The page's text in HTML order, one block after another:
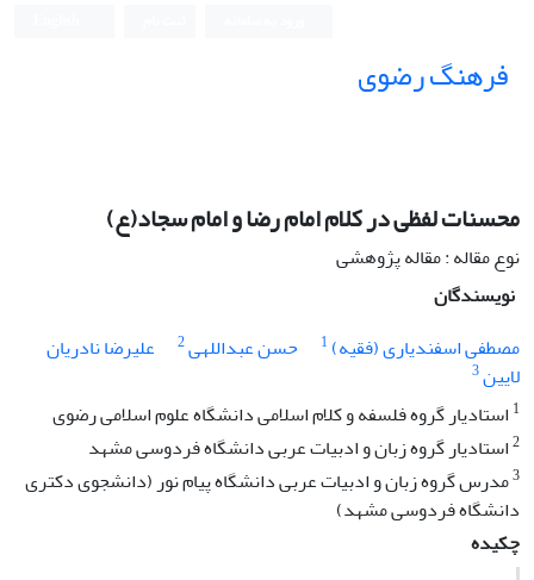
فرهنگ رضوی
محسنات لفظی در کلام امام رضا و امام سجاد(ع)
نوع مقاله : مقاله پژوهشی
نویسندگان
مصطفی اسفندیاری (فقیه) 1 حسن عبداللهی2
علیرضا نادریان
لایین3
1 استادیار گروه فلسفه و کلام اسلامی دانشگاه علوم اسلامی رضوی
2استادیار گروه زبان و ادبیات عربی دانشگاه فردوسی مشهد
3مدرس گروه زبان و ادبیات عربی دانشگاه پیام نور (دانشجوی دکتری
دانشگاه فردوسی مشهد)
چکیده